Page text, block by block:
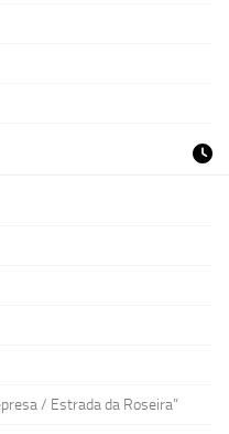
/ Estrada da Roseira”